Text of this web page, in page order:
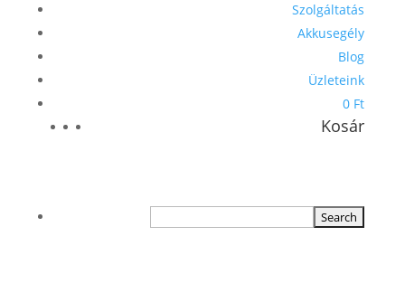
Szolgáltatás
Akkusegély
Blog
Üzleteink
0 Ft
Kosár